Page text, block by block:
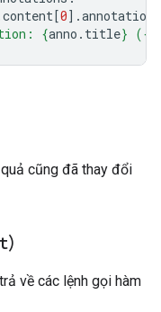
content[0] .annotations
{anno . title} ({
cũng đã thay đổi
)
về các lệnh gọi hàm